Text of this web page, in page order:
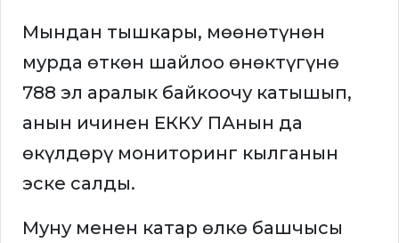
Мындан тышкары, мөөнөтүнөн
мурда өткөн шайлоо өнөктүгүнө
788 эл аралык байкоочу катышып,
анын ичинен ЕККУ ПАнын да
өкүлдөрү мониторинг кылганын
эске салды.
Муну менен катар өлкө башчысы